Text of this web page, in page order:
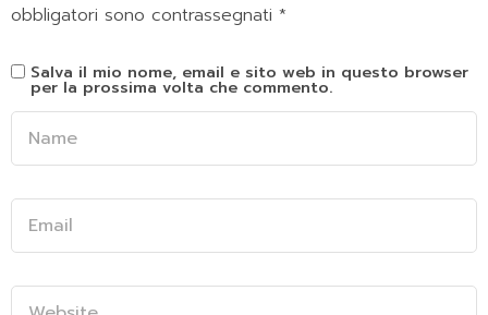
obbligatori sono contrassegnati *
Salva il mio nome, email e sito web in questo browser
per la prossima volta che commento.